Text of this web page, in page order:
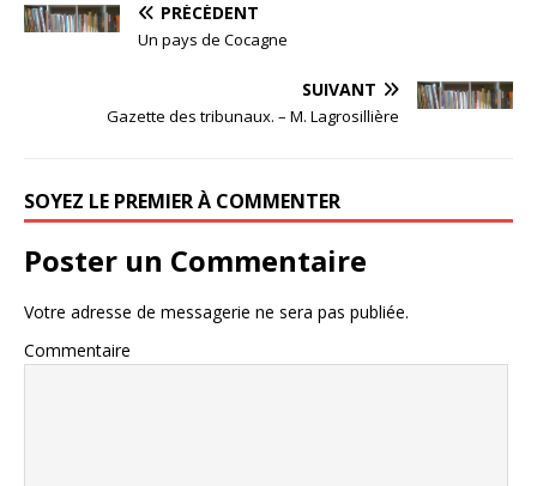
PRÉCÉDENT
Un pays de Cocagne
SUIVANT
Gazette des tribunaux. – M. Lagrosillière
SOYEZ LE PREMIER À COMMENTER
Poster un Commentaire
Votre adresse de messagerie ne sera pas publiée.
Commentaire